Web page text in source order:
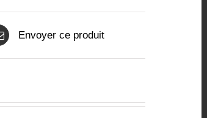
Envoyer ce produit